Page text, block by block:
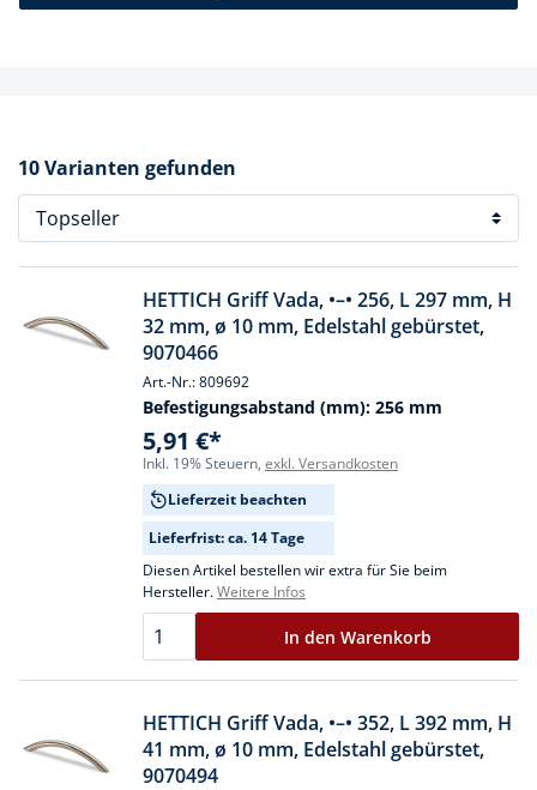
10 Varianten gefunden
HETTICH Griff Vada, •–• 256, L 297 mm, H
32 mm, ø 10 mm, Edelstahl gebürstet,
9070466
Art.-Nr.: 809692
Befestigungsabstand (mm): 256 mm
5,91 €*
Inkl. 19% Steuern, exkl. Versandkosten
Lieferzeit beachten
Lieferfrist: ca. 14 Tage
Diesen Artikel bestellen wir extra für Sie beim
Hersteller.Weitere Infos
In den Warenkorb
HETTICH Griff Vada, •–• 352, L 392 mm, H
41 mm, ø 10 mm, Edelstahl gebürstet,
9070494